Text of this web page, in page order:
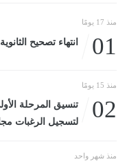
منذ 17 يومًا
01 انتهاء تصحيح
منذ 15 يومًا
02
لتسجيل الرغبات
منذ شهر واحد